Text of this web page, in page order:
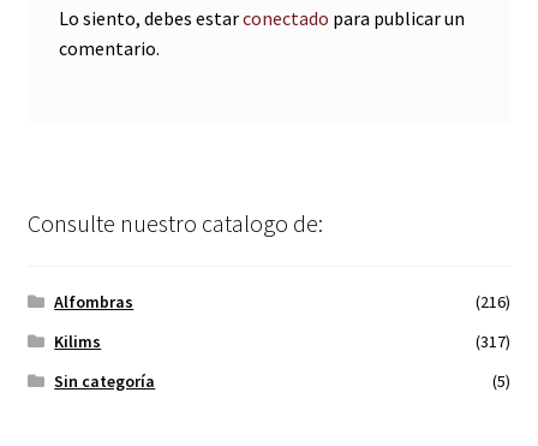
Lo siento, debes estarconectado para publicar un
comentario.
Consulte nuestro catalogo de:
Alfombras
(216)
Kilims
(317)
Sin categoría
(5)